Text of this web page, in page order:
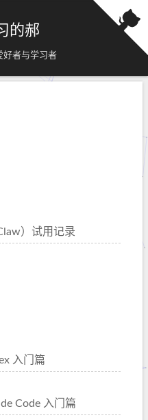
的郝
好者与学习者
）试用记录
入门篇
Code 入门篇